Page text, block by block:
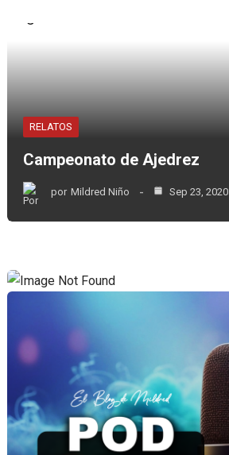
RELATOS
Campeonato de Ajedrez
por Mildred Niño Sep 23, 2020